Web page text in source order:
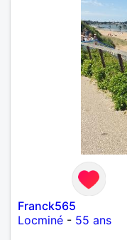
temps de discuter…
Franck565
Locminé - 55 ans